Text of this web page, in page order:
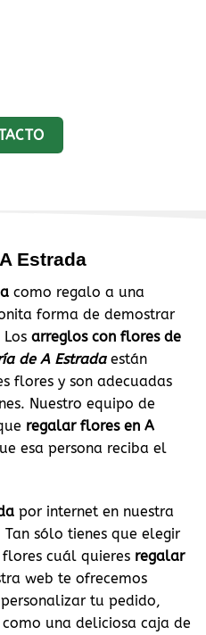
Estrada
como regalo a una
forma de demostrar
arreglos con flores de
de A Estrada están
flores y son adecuadas
Nuestro equipo de
regalar flores en A
esa persona reciba el
por internet en nuestra
sólo tienes que elegir
cuál quieres regalar
web te ofrecemos
tu pedido,
una deliciosa caja de